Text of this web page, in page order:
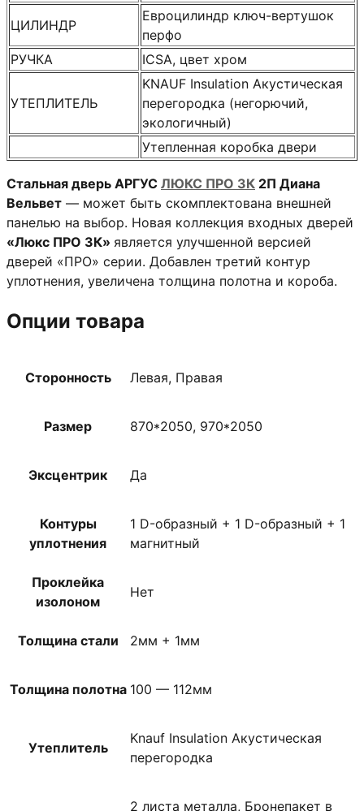
ЦИЛИНДР
Евроцилиндр ключ-вертушок
перфо
РУЧКА
ICSA, цвет хром
УТЕПЛИТЕЛЬ
KNAUF Insulation Акустическая
перегородка (негорючий,
экологичный)
Утепленная коробка двери
Стальная дверь АРГУС ЛЮКС ПРО 3К 2П Диана
Вельвет — может быть скомплектована внешней
панелью на выбор. Новая коллекция входных дверей
«Люкс ПРО 3К» является улучшенной версией
дверей «ПРО» серии. Добавлен третий контур
уплотнения, увеличена толщина полотна и короба.
Опции товара
Сторонность Левая, Правая
Размер 870*2050, 970*2050
Эксцентрик Да
Контуры
уплотнения
1 D-образный + 1 D-образный + 1
магнитный
Проклейка
изолоном
Нет
Толщина стали 2мм + 1мм
Толщина полотна 100 — 112мм
Утеплитель
Knauf Insulation Акустическая
перегородка
2 листа металла, Бронепакет в